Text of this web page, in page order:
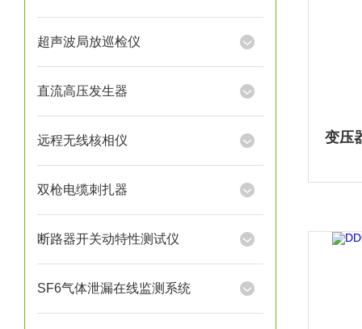
超声波局放巡检仪
直流高压发生器
远程无线核相仪
双枪电缆刺扎器
断路器开关动特性测试仪
SF6气体泄漏在线监测系统